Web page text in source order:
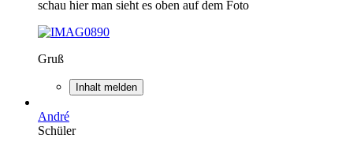
schau hier man sieht es oben auf dem Foto
Gruß
Inhalt melden
André
Schüler